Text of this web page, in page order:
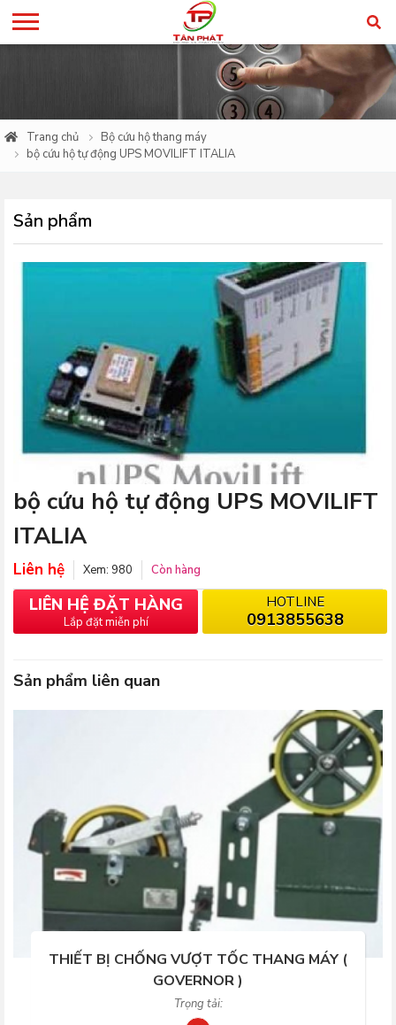
Trang chủ
Bộ cứu hộ thang máy
bộ cứu hộ tự động UPS MOVILIFT ITALIA
Sản phẩm
bộ cứu hộ tự động UPS MOVILIFT
ITALIA
Liên hệ Xem: 980 Còn hàng
LIÊN HỆ ĐẶT HÀNG
Lắp đặt miễn phí
HOTLINE
0913855638
Sản phẩm liên quan
THIẾT BỊ CHỐNG VƯỢT TỐC THANG MÁY (
GOVERNOR )
Trọng tải: